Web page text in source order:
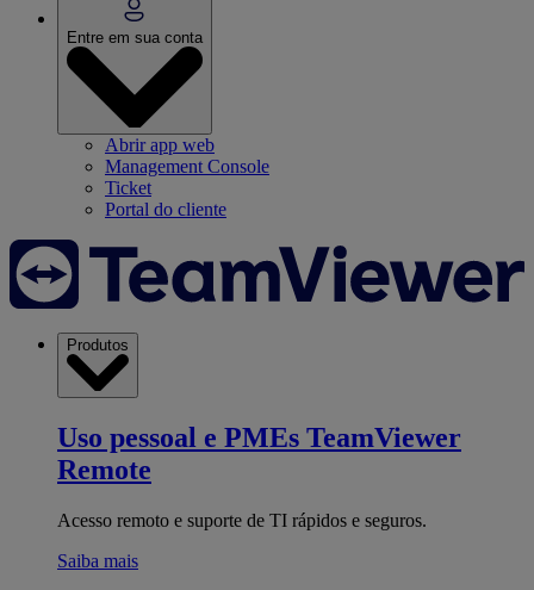
Entre em sua conta
Abrir app web
Management Console
Ticket
Portal do cliente
Produtos
Uso pessoal e PMEs TeamViewer
Remote
Acesso remoto e suporte de TI rápidos e seguros.
Saiba mais